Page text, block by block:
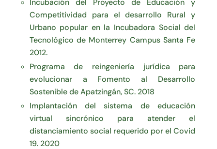
Competitividad para el desarrollo Rural y
Urbano popular en la Incubadora Social del
Tecnológico de Monterrey Campus Santa Fe
2012.
Programa de reingeniería jurídica para
evolucionar a Fomento al Desarrollo
Sostenible de Apatzingán, SC. 2018
Implantación del sistema de educación
virtual sincrónico para atender el
distanciamiento social requerido por el Covid
19. 2020